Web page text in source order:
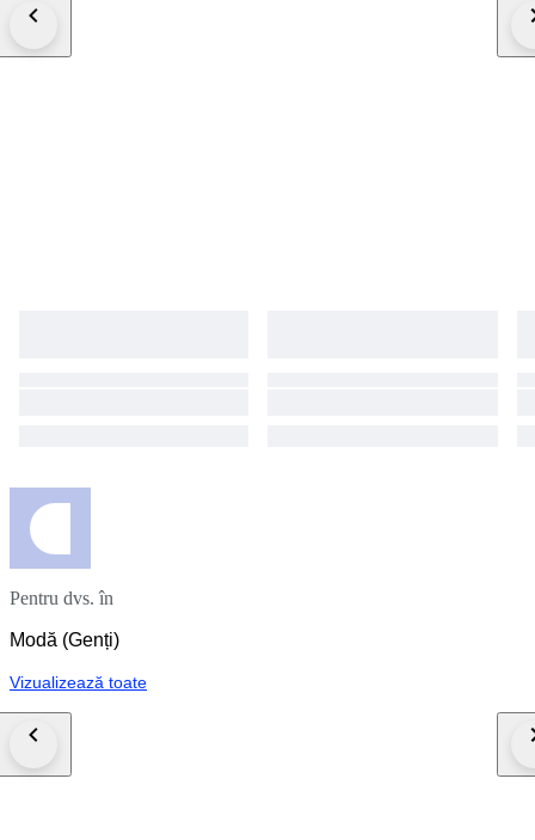
Pentru dvs. în
Modă (Genți)
Vizualizează toate